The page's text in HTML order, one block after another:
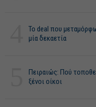
Το deal που
μία δεκαετία
Πειραιώς: Πού
ξένοι οίκοι